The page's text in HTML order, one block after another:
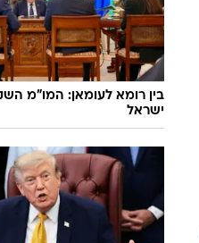
בחירות 2013
בחירות בארה"ב 2012
בין רומא לעומאן: המו"מ
ישראל